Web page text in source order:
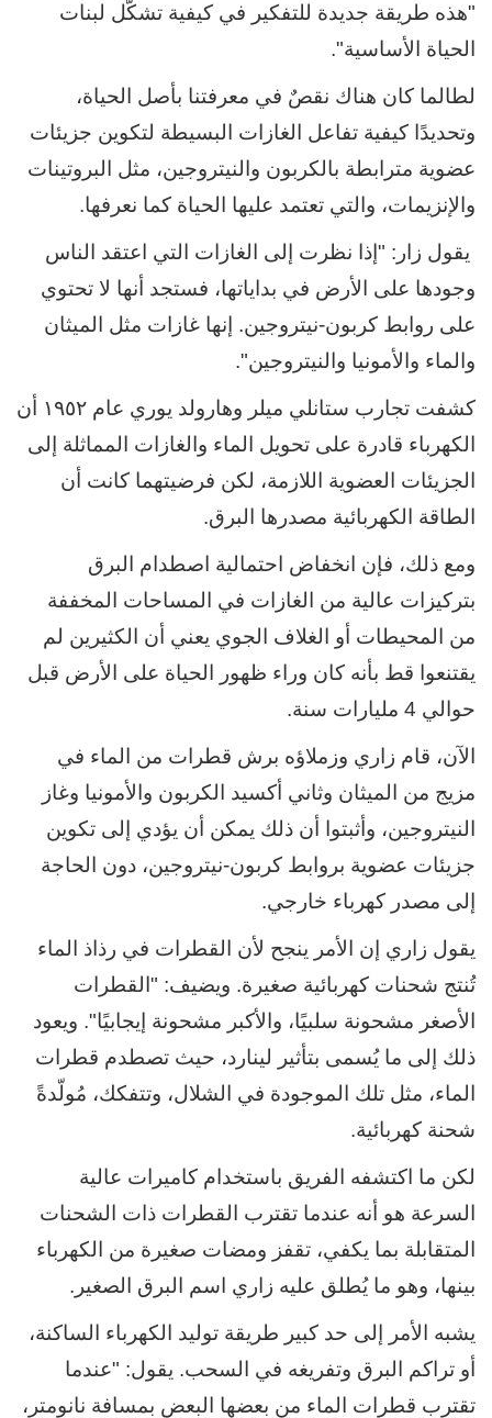
"هذه طريقة جديدة للتفكير في كيفية تشكّل لبنات
الحياة الأساسية".
لطالما كان هناك نقصٌ في معرفتنا بأصل الحياة،
وتحديدًا كيفية تفاعل الغازات البسيطة لتكوين جزيئات
عضوية مترابطة بالكربون والنيتروجين، مثل البروتينات
والإنزيمات، والتي تعتمد عليها الحياة كما نعرفها.
يقول زار: "إذا نظرت إلى الغازات التي اعتقد الناس
وجودها على الأرض في بداياتها، فستجد أنها لا تحتوي
على روابط كربون-نيتروجين. إنها غازات مثل الميثان
والماء والأمونيا والنيتروجين".
كشفت تجارب ستانلي ميلر وهارولد يوري عام ١٩٥٢ أن
الكهرباء قادرة على تحويل الماء والغازات المماثلة إلى
الجزيئات العضوية اللازمة، لكن فرضيتهما كانت أن
الطاقة الكهربائية مصدرها البرق.
ومع ذلك، فإن انخفاض احتمالية اصطدام البرق
بتركيزات عالية من الغازات في المساحات المخففة
من المحيطات أو الغلاف الجوي يعني أن الكثيرين لم
يقتنعوا قط بأنه كان وراء ظهور الحياة على الأرض قبل
حوالي 4 مليارات سنة.
الآن، قام زاري وزملاؤه برش قطرات من الماء في
مزيج من الميثان وثاني أكسيد الكربون والأمونيا وغاز
النيتروجين، وأثبتوا أن ذلك يمكن أن يؤدي إلى تكوين
جزيئات عضوية بروابط كربون-نيتروجين، دون الحاجة
إلى مصدر كهرباء خارجي.
يقول زاري إن الأمر ينجح لأن القطرات في رذاذ الماء
تُنتج شحنات كهربائية صغيرة. ويضيف: "القطرات
الأصغر مشحونة سلبيًا، والأكبر مشحونة إيجابيًا". ويعود
ذلك إلى ما يُسمى بتأثير لينارد، حيث تصطدم قطرات
الماء، مثل تلك الموجودة في الشلال، وتتفكك، مُولّدةً
شحنة كهربائية.
لكن ما اكتشفه الفريق باستخدام كاميرات عالية
السرعة هو أنه عندما تقترب القطرات ذات الشحنات
المتقابلة بما يكفي، تقفز ومضات صغيرة من الكهرباء
بينها، وهو ما يُطلق عليه زاري اسم البرق الصغير.
يشبه الأمر إلى حد كبير طريقة توليد الكهرباء الساكنة،
أو تراكم البرق وتفريغه في السحب. يقول: "عندما
تقترب قطرات الماء من بعضها البعض بمسافة نانومتر،